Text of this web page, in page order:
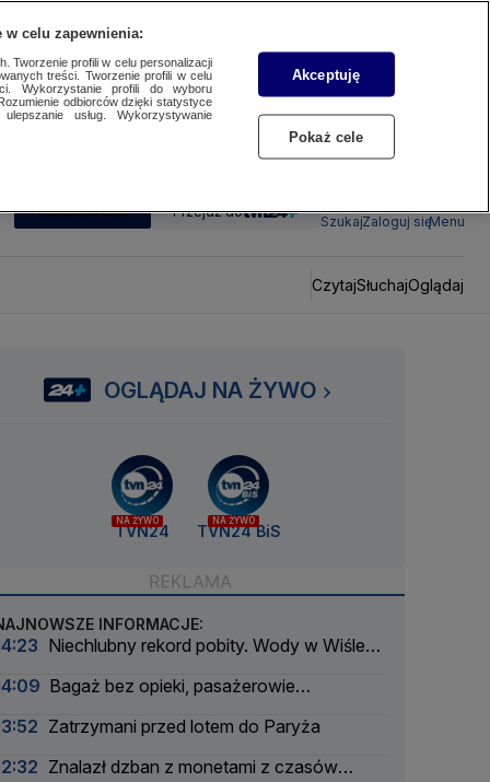
SUBSKRYBUJ Przejdź do
SzukajZaloguj sięMenu
CzytajSłuchajOglądaj
OGLĄDAJ NA ŻYWO
NA ŻYWO
TVN24
NA ŻYWO
TVN24 BiS
INFORMACJE:
Niechlubny rekord pobity. Wody w Wiśle
Bagaż bez opieki, pasażerowie
Zatrzymani przed lotem do Paryża
Znalazł dzban z monetami z czasów
w celu zapewnienia:
Tworzenie profili w celu personalizacji
treści. Tworzenie profili w celu
Wykorzystanie profili do wyboru
odbiorców dzięki statystyce
usług. Wykorzystywanie
Akceptuję
Pokaż cele